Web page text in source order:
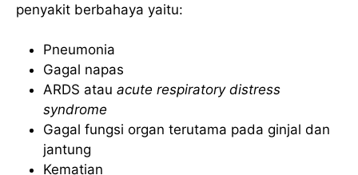
penyakit berbahaya yaitu:
Pneumonia
Gagal napas
ARDS atau acute respiratory distress
syndrome
Gagal fungsi organ terutama pada ginjal dan
jantung
Kematian